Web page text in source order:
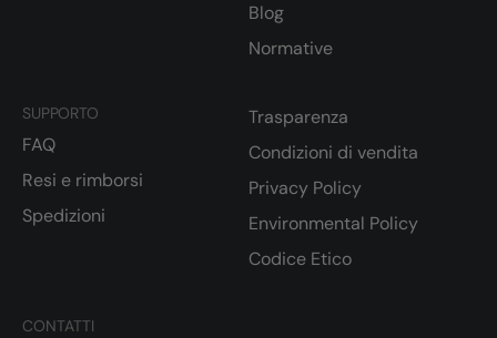
Blog
Normative
CONTATTI
SUPPORTO
FAQ
Resi e rimborsi
Spedizioni
Trasparenza
Condizioni di vendita
Privacy Policy
Environmental Policy
Codice Etico